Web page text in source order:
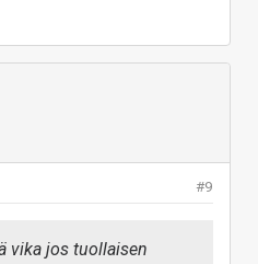
#9
vika jos tuollaisen